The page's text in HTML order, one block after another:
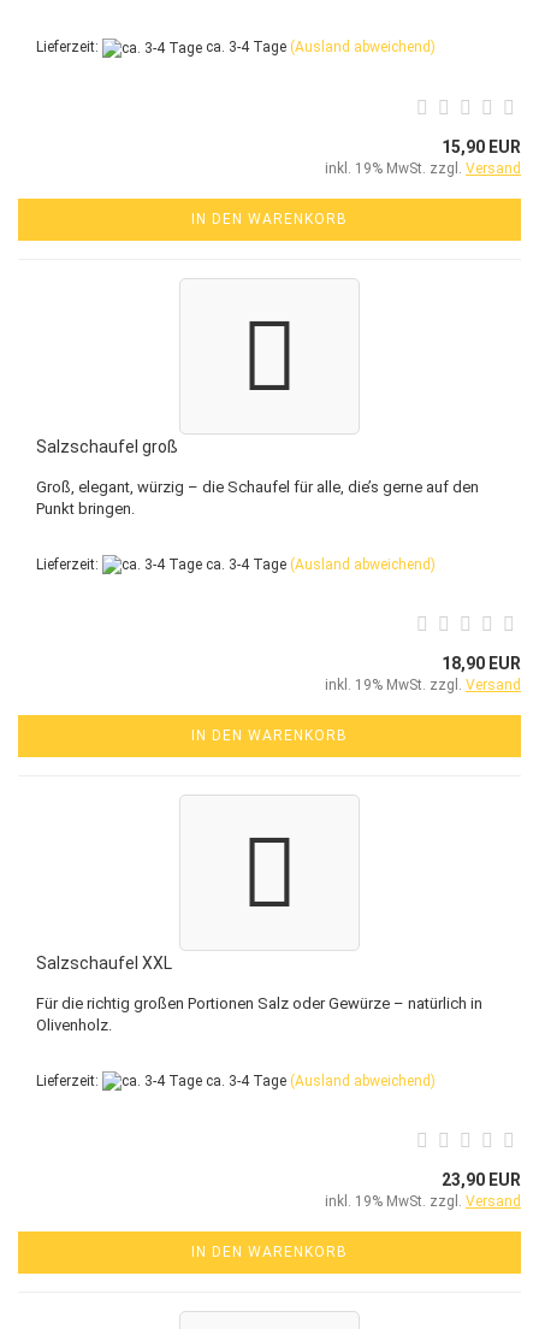
Lieferzeit: ca. 3-4 Tage (Ausland abweichend)
15,90 EUR
inkl. 19% MwSt. zzgl. Versand
IN DEN WARENKORB
Salzschaufel groß
Groß, elegant, würzig – die Schaufel für alle, die’s gerne auf den
Punkt bringen.
Lieferzeit: ca. 3-4 Tage (Ausland abweichend)
18,90 EUR
inkl. 19% MwSt. zzgl. Versand
IN DEN WARENKORB
Salzschaufel XXL
Für die richtig großen Portionen Salz oder Gewürze – natürlich in
Olivenholz.
Lieferzeit: ca. 3-4 Tage (Ausland abweichend)
23,90 EUR
inkl. 19% MwSt. zzgl. Versand
IN DEN WARENKORB